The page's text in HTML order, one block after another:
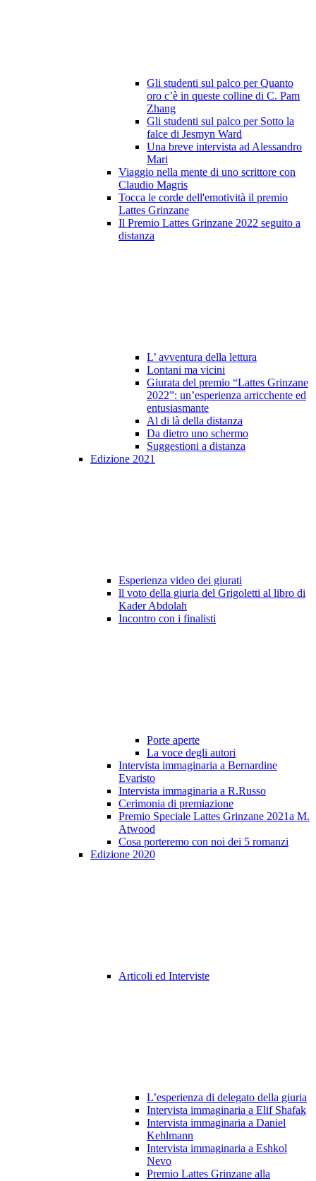
Gli studenti sul palco per Quanto
oro c’è in queste colline di C. Pam
Zhang
Gli studenti sul palco per Sotto la
falce di Jesmyn Ward
Una breve intervista ad Alessandro
Mari
Viaggio nella mente di uno scrittore con
Claudio Magris
Tocca le corde dell'emotività il premio
Lattes Grinzane
Il Premio Lattes Grinzane 2022 seguito a
distanza
L’ avventura della lettura
Lontani ma vicini
Giurata del premio “Lattes Grinzane
2022”: un’esperienza arricchente ed
entusiasmante
Al di là della distanza
Da dietro uno schermo
Suggestioni a distanza
Edizione 2021
Esperienza video dei giurati
ll voto della giuria del Grigoletti al libro di
Kader Abdolah
Incontro con i finalisti
Porte aperte
La voce degli autori
Intervista immaginaria a Bernardine
Evaristo
Intervista immaginaria a R.Russo
Cerimonia di premiazione
Premio Speciale Lattes Grinzane 2021a M.
Atwood
Cosa porteremo con noi dei 5 romanzi
Edizione 2020
Articoli ed Interviste
L’esperienza di delegato della giuria
Intervista immaginaria a Elif Shafak
Intervista immaginaria a Daniel
Kehlmann
Intervista immaginaria a Eshkol
Nevo
Premio Lattes Grinzane alla